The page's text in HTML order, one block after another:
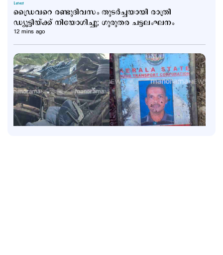
Latest
ഡ്രൈവറെ രണ്ടുദിവസം തുടര്‍ച്ചയായി രാത്രി
ഡ്യൂട്ടിയ്ക്ക് നിയോഗിച്ചു; ഗുരുതര ചട്ടലംഘനം
12 mins ago